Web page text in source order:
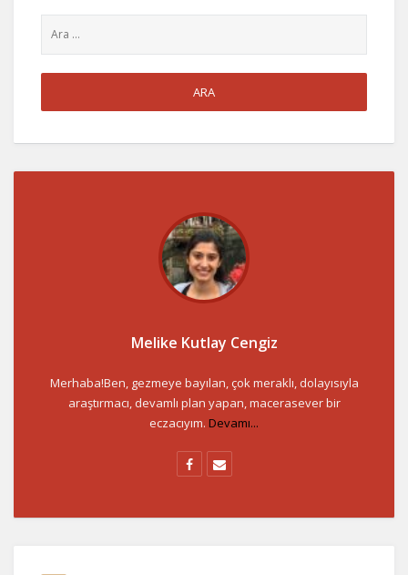
Melike Kutlay Cengiz
Merhaba!Ben, gezmeye bayılan, çok meraklı, dolayısıyla
araştırmacı, devamlı plan yapan, macerasever bir
eczacıyım. Devamı...